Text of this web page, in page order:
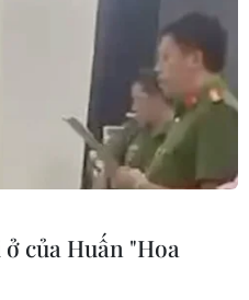
của Huấn "Hoa